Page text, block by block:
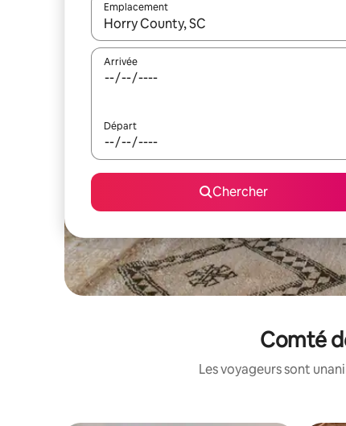
Emplacement
Quand les résultats sont affichés, parcourez-
Arrivée
Départ
Chercher
Comté
Les voyageurs sont